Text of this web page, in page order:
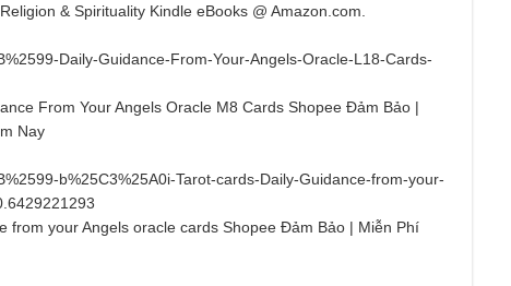
& Spirituality Kindle eBooks @ Amazon.com.
Daily-Guidance-From-Your-Angels-Oracle-L18-Cards-
From Your Angels Oracle M8 Cards Shopee Đảm Bảo |
Nay
b%25C3%25A0i-Tarot-cards-Daily-Guidance-from-your-
from your Angels oracle cards Shopee Đảm Bảo | Miễn Phí